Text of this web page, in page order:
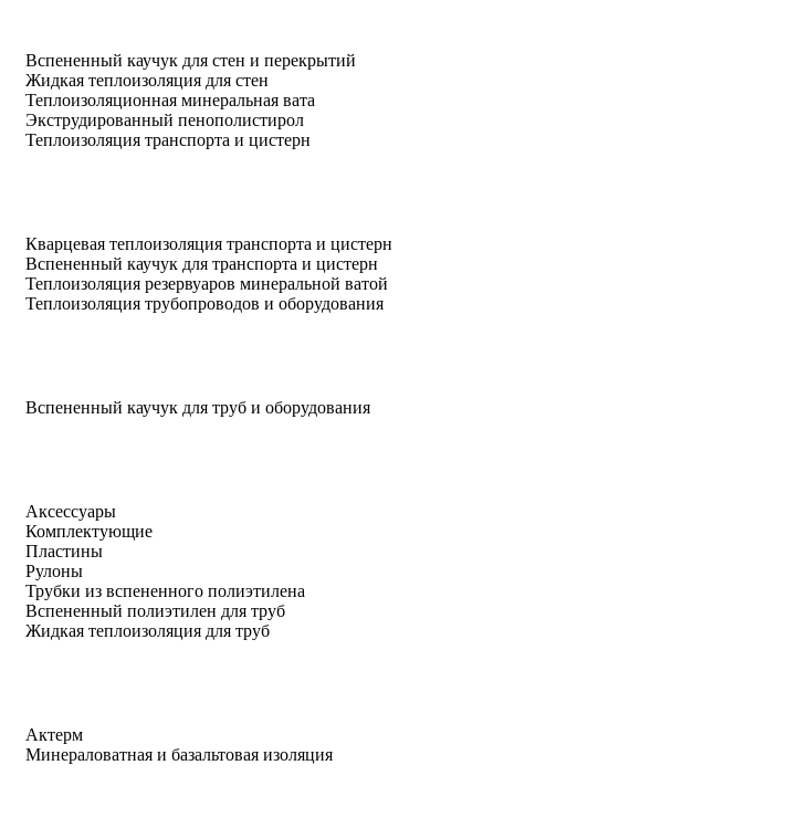
Вспененный каучук для стен и перекрытий
Жидкая теплоизоляция для стен
Теплоизоляционная минеральная вата
Экструдированный пенополистирол
Теплоизоляция транспорта и цистерн
Кварцевая теплоизоляция транспорта и цистерн
Вспененный каучук для транспорта и цистерн
Теплоизоляция резервуаров минеральной ватой
Теплоизоляция трубопроводов и оборудования
Вспененный каучук для труб и оборудования
Аксессуары
Комплектующие
Пластины
Рулоны
Трубки из вспененного полиэтилена
Вспененный полиэтилен для труб
Жидкая теплоизоляция для труб
Актерм
Минераловатная и базальтовая изоляция